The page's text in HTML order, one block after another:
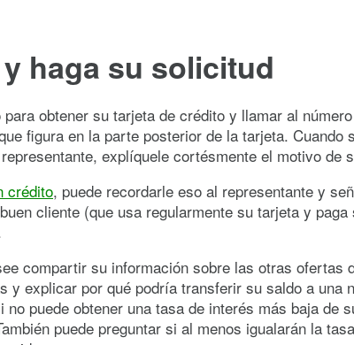
haga su solicitud
obtener su tarjeta de crédito y llamar al
figura en la parte posterior de la tarjeta. Cuando
explíquele cortésmente el motivo de
crédito, puede recordarle eso al representante y
cliente (que usa regularmente su tarjeta y paga
compartir su información sobre las otras ofertas
y explicar por qué podría transferir su saldo a una
no puede obtener una tasa de interés más baja de
puede preguntar si al menos igualarán la